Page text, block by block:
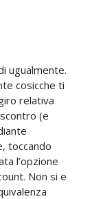
ugualmente.
cosicche ti
relativa
(e
toccando
l’opzione
Non si e